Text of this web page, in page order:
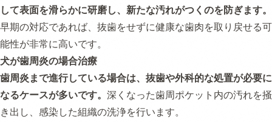
して表面を滑らかに研磨し、新たな汚れがつくのを防ぎます。
早期の対応であれば、抜歯をせずに健康な歯肉を取り戻せる可
能性が非常に高いです。
犬が歯周炎の場合治療
歯周炎まで進行している場合は、抜歯や外科的な処置が必要に
なるケースが多いです。 深くなった歯周ポケット内の汚れを掻
き出し、感染した組織の洗浄を行います。